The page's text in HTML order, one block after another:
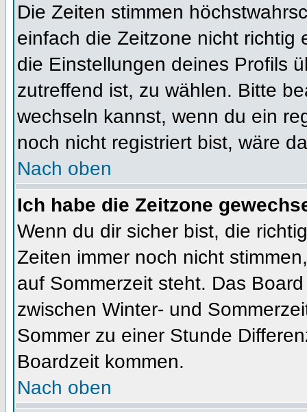
Die Zeiten stimmen
einfach die Zeitzone nicht richtig
die Einstellungen deines Profils
zutreffend ist, zu wählen. Bitte
wechseln kannst, wenn du ein
noch nicht registriert bist, wäre
Nach oben
Ich habe die Zeitzone
Wenn du dir sicher bist, die
Zeiten immer noch nicht
auf Sommerzeit steht. Das
zwischen Winter- und
Sommer zu einer Stunde
Boardzeit kommen.
Nach oben